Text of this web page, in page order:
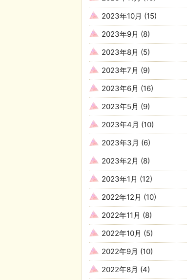
2023年10月 (15)
2023年9月 (8)
2023年8月 (5)
2023年7月 (9)
2023年6月 (16)
2023年5月 (9)
2023年4月 (10)
2023年3月 (6)
2023年2月 (8)
2023年1月 (12)
2022年12月 (10)
2022年11月 (8)
2022年10月 (5)
2022年9月 (10)
2022年8月 (4)